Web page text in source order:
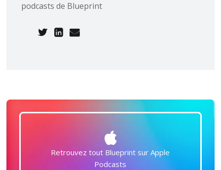
podcasts de Blueprint
Retrouvez tout Blueprint sur Apple
Podcasts